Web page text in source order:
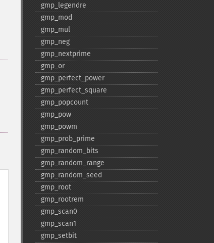
gmp_​legendre
gmp_​mod
gmp_​mul
gmp_​neg
gmp_​nextprime
gmp_​or
gmp_​perfect_​power
gmp_​perfect_​square
gmp_​popcount
gmp_​pow
gmp_​powm
gmp_​prob_​prime
gmp_​random_​bits
gmp_​random_​range
gmp_​random_​seed
gmp_​root
gmp_​rootrem
gmp_​scan0
gmp_​scan1
gmp_​setbit